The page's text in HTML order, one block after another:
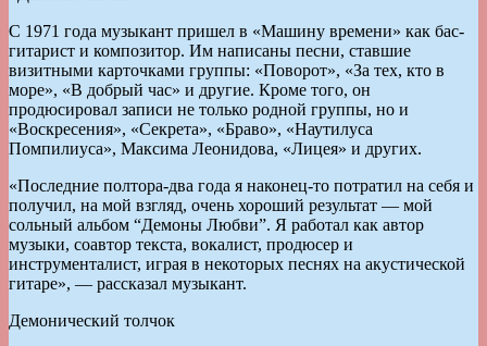
С 1971 года музыкант пришел в «Машину времени» как бас-
гитарист и композитор. Им написаны песни, ставшие
визитными карточками группы: «Поворот», «За тех, кто в
море», «В добрый час» и другие. Кроме того, он
продюсировал записи не только родной группы, но и
«Воскресения», «Секрета», «Браво», «Наутилуса
Помпилиуса», Максима Леонидова, «Лицея» и других.
«Последние полтора-два года я наконец-то потратил на себя и
получил, на мой взгляд, очень хороший результат — мой
сольный альбом “Демоны Любви”. Я работал как автор
музыки, соавтор текста, вокалист, продюсер и
инструменталист, играя в некоторых песнях на акустической
гитаре», — рассказал музыкант.
Демонический толчок